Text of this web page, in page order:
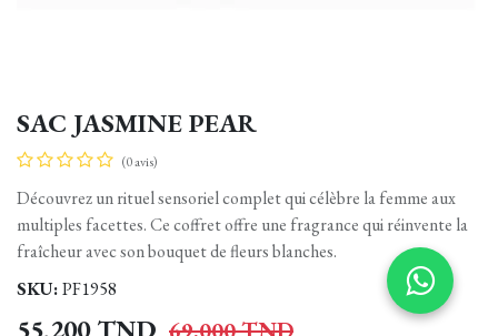
SAC JASMINE PEAR
(0 avis)
Découvrez un rituel sensoriel complet qui célèbre la femme aux
multiples facettes. Ce coffret offre une fragrance qui réinvente la
fraîcheur avec son bouquet de fleurs blanches.
SKU:PF1958